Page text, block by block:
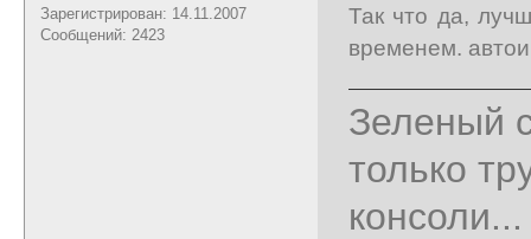
Зарегистрирован: 14.11.2007
Сообщений: 2423
Так что да,
временем.
Зеленый
только
консоли...